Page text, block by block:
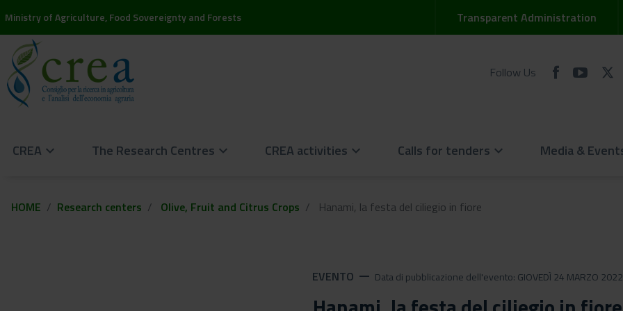
Ministry of Agriculture, Food Sovereignty and Forests Transparent Administration
Follow Us
CREA keyboard_arrow_down The Research Centres keyboard_arrow_down CREA activities keyboard_arrow_down Calls for tenders keyboard_arrow_down Media &
HOME Research centers Olive, Fruit and Citrus Crops Hanami, la festa del ciliegio in fiore
EVENTO remove Data di pubblicazione dell'evento: GIOVEDÌ 24 MARZO 2022